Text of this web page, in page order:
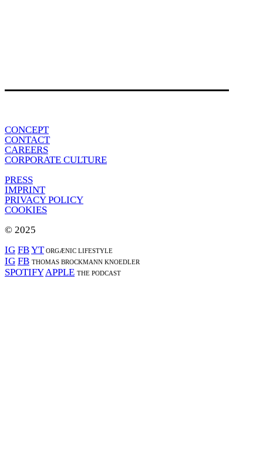
CONCEPT
CONTACT
CAREERS
CORPORATE CULTURE
PRESS
IMPRINT
PRIVACY POLICY
COOKIES
© 2025
IG FBYTORGÆNIC LIFESTYLE
IG FB THOMAS BROCKMANN KNOEDLER
SPOTIFYAPPLE THE PODCAST